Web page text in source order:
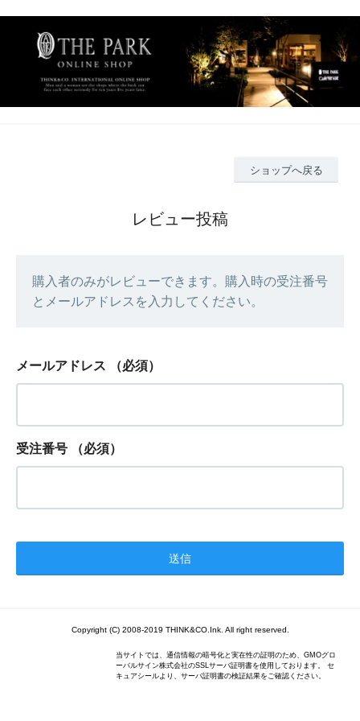
ショップへ戻る
レビュー投稿
購入者のみがレビューできます。購入時の受注番号
とメールアドレスを入力してください。
メールアドレス （必須）
受注番号 （必須）
Copyright (C) 2008-2019 THINK&CO.Ink. All right reserved.
当サイトでは、通信情報の暗号化と実在性の証明のため、GMOグロ
ーバルサイン株式会社のSSLサーバ証明書を使用しております。 セ
キュアシールより、サーバ証明書の検証結果をご確認ください。